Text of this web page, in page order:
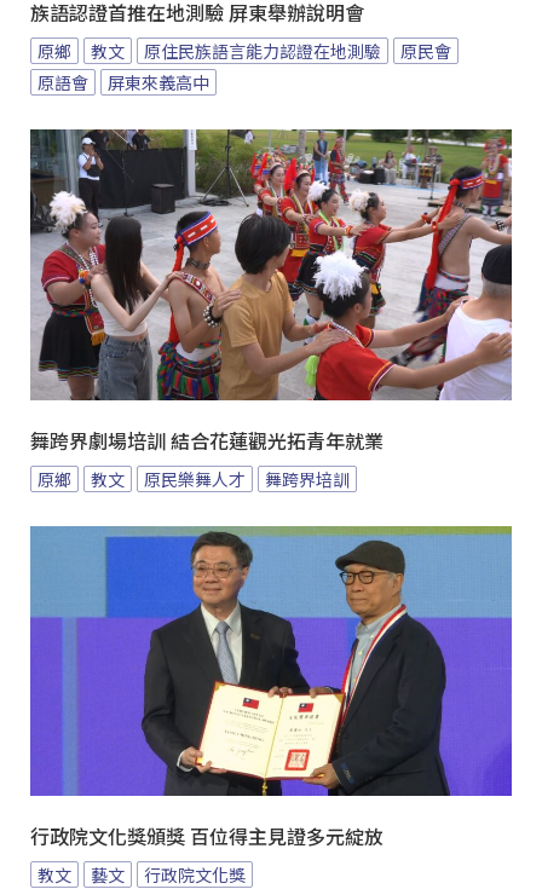
族語認證首推在地測驗 屏東舉辦說明會
原鄉 教文 原住民族語言能力認證在地測驗
原民會
原語會
屏東來義高中
舞跨界劇場培訓 結合花蓮觀光拓青年就業
原鄉 教文 原民樂舞人才 舞跨界培訓
行政院文化獎頒獎 百位得主見證多元綻放
教文 藝文 行政院文化獎